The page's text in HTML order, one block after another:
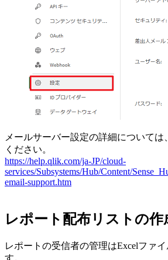
メールサーバー設定の詳細については
ください。
https://help.qlik.com/ja-JP/cloud-
services/Subsystems/Hub/Content/
email-support.htm
レポート配布リストの作
レポートの受信者の管理はExcelファ